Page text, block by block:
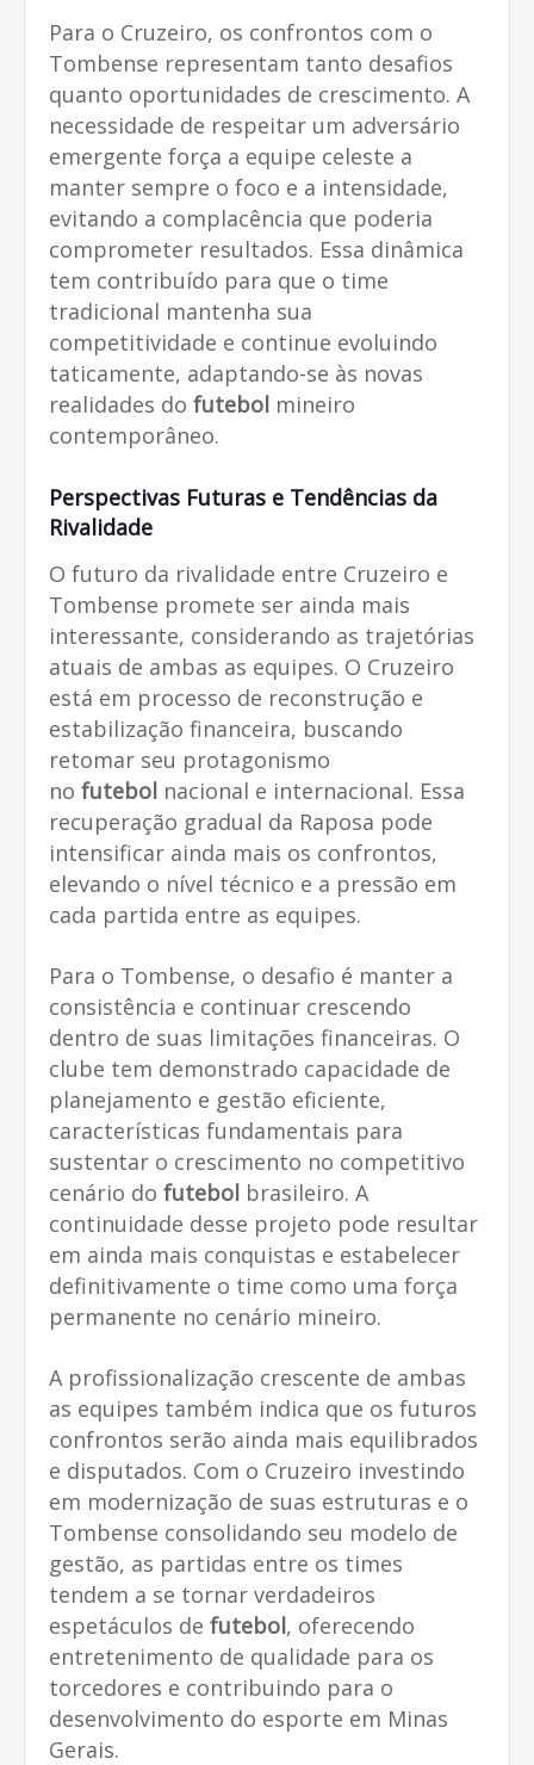
Para o Cruzeiro, os confrontos com o
Tombense representam tanto desafios
quanto oportunidades de crescimento. A
necessidade de respeitar um adversário
emergente força a equipe celeste a
manter sempre o foco e a intensidade,
evitando a complacência que poderia
comprometer resultados. Essa dinâmica
tem contribuído para que o time
tradicional mantenha sua
competitividade e continue evoluindo
taticamente, adaptando-se às novas
realidades do futebol mineiro
contemporâneo.
Perspectivas Futuras e Tendências da
Rivalidade
O futuro da rivalidade entre Cruzeiro e
Tombense promete ser ainda mais
interessante, considerando as trajetórias
atuais de ambas as equipes. O Cruzeiro
está em processo de reconstrução e
estabilização financeira, buscando
retomar seu protagonismo
no futebol nacional e internacional. Essa
recuperação gradual da Raposa pode
intensificar ainda mais os confrontos,
elevando o nível técnico e a pressão em
cada partida entre as equipes.
Para o Tombense, o desafio é manter a
consistência e continuar crescendo
dentro de suas limitações financeiras. O
clube tem demonstrado capacidade de
planejamento e gestão eficiente,
características fundamentais para
sustentar o crescimento no competitivo
cenário do futebol brasileiro. A
continuidade desse projeto pode resultar
em ainda mais conquistas e estabelecer
definitivamente o time como uma força
permanente no cenário mineiro.
A profissionalização crescente de ambas
as equipes também indica que os futuros
confrontos serão ainda mais equilibrados
e disputados. Com o Cruzeiro investindo
em modernização de suas estruturas e o
Tombense consolidando seu modelo de
gestão, as partidas entre os times
tendem a se tornar verdadeiros
espetáculos de futebol, oferecendo
entretenimento de qualidade para os
torcedores e contribuindo para o
desenvolvimento do esporte em Minas
Gerais.